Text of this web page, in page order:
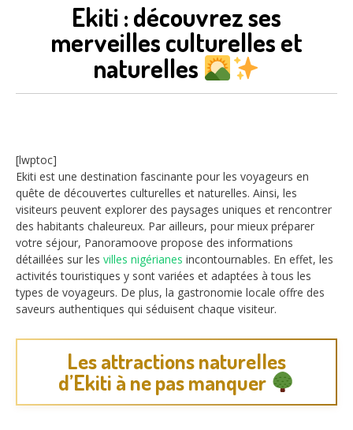
Ekiti : découvrez ses
merveilles culturelles et
naturelles
[lwptoc]
Ekiti est une destination fascinante pour les voyageurs en
quête de découvertes culturelles et naturelles. Ainsi, les
visiteurs peuvent explorer des paysages uniques et rencontrer
des habitants chaleureux. Par ailleurs, pour mieux préparer
votre séjour, Panoramoove propose des informations
détaillées sur les villes nigérianes incontournables. En effet, les
activités touristiques y sont variées et adaptées à tous les
types de voyageurs. De plus, la gastronomie locale offre des
saveurs authentiques qui séduisent chaque visiteur.
Les attractions naturelles
d’Ekiti à ne pas manquer